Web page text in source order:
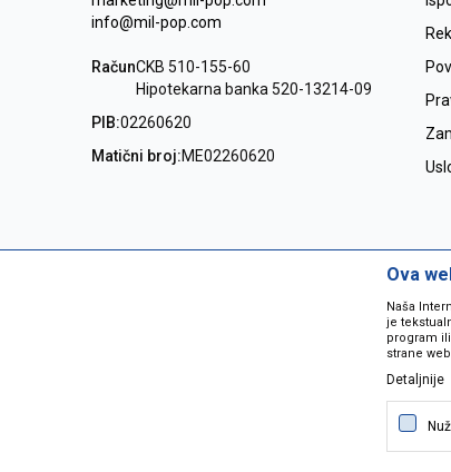
info@mil-pop.com
RačunCKB 510-155-60
Hipotekarna banka 520-13214-09
PIB:02260620
Matični broj:ME02260620
Nastojimo da budemo
grešaka. Svi artikli na sajtu
Ova
Naša
je
program
strane
Detaljnije